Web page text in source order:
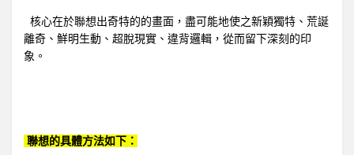
核心在於聯想出奇特的的畫面，盡可能地使之新穎獨特、荒誕
離奇、鮮明生動、超脫現實、違背邏輯，從而留下深刻的印
象。
聯想的具體方法如下：